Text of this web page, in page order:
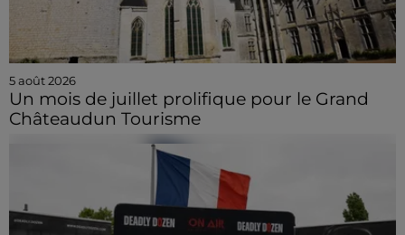
5 août 2026
Un mois de juillet prolifique pour le Grand
Châteaudun Tourisme